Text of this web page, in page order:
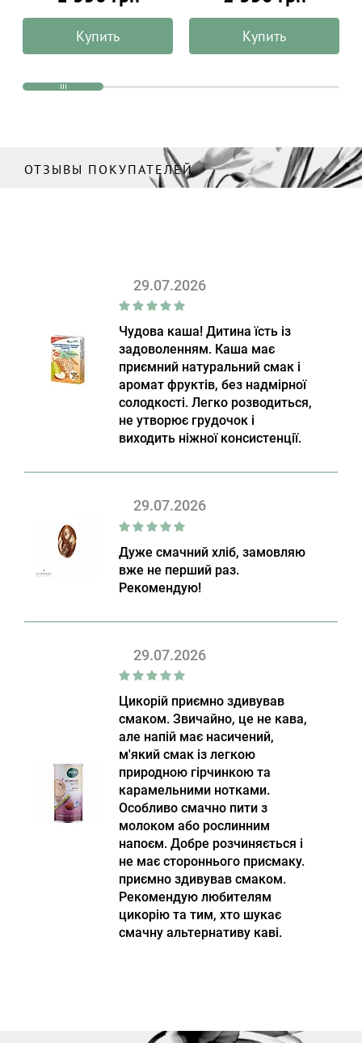
Купить Купить
ОТЗЫВЫ ПОКУПАТЕЛЕЙ
29.07.2026
Чудова каша! Дитина їсть із
задоволенням. Каша має
приємний натуральний смак і
аромат фруктів, без надмірної
солодкості. Легко розводиться,
не утворює грудочок і
виходить ніжної консистенції.
29.07.2026
Дуже смачний хліб, замовляю
вже не перший раз.
Рекомендую!
29.07.2026
Цикорій приємно здивував
смаком. Звичайно, це не кава,
але напій має насичений,
м'який смак із легкою
природною гірчинкою та
карамельними нотками.
Особливо смачно пити з
молоком або рослинним
напоєм. Добре розчиняється і
не має стороннього присмаку.
приємно здивував смаком.
Рекомендую любителям
цикорію та тим, хто шукає
смачну альтернативу каві.